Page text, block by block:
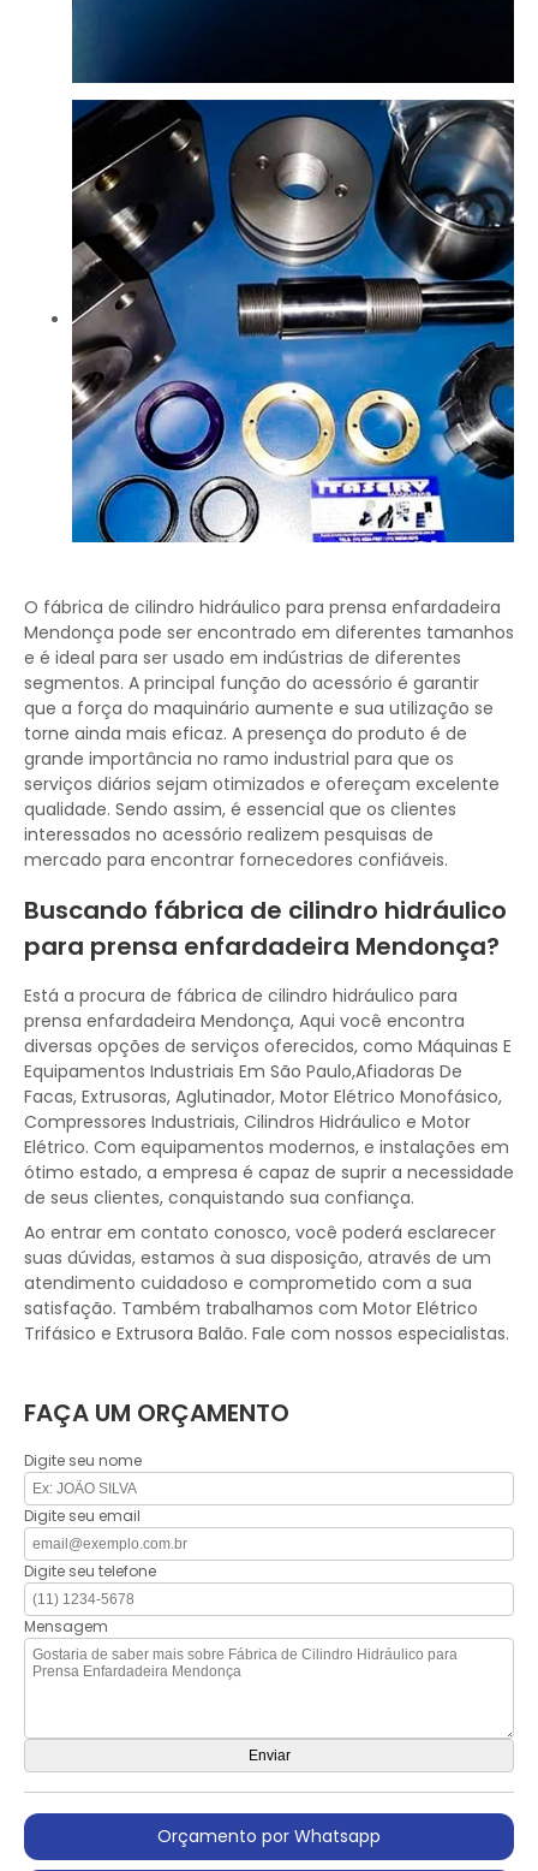
O fábrica de cilindro hidráulico para prensa enfardadeira
Mendonça pode ser encontrado em diferentes tamanhos
e é ideal para ser usado em indústrias de diferentes
segmentos. A principal função do acessório é garantir
que a força do maquinário aumente e sua utilização se
torne ainda mais eficaz. A presença do produto é de
grande importância no ramo industrial para que os
serviços diários sejam otimizados e ofereçam excelente
qualidade. Sendo assim, é essencial que os clientes
interessados no acessório realizem pesquisas de
mercado para encontrar fornecedores confiáveis.
Buscando fábrica de cilindro hidráulico
para prensa enfardadeira Mendonça?
Está a procura de fábrica de cilindro hidráulico para
prensa enfardadeira Mendonça, Aqui você encontra
diversas opções de serviços oferecidos, como Máquinas E
Equipamentos Industriais Em São Paulo,Afiadoras De
Facas, Extrusoras, Aglutinador, Motor Elétrico Monofásico,
Compressores Industriais, Cilindros Hidráulico e Motor
Elétrico. Com equipamentos modernos, e instalações em
ótimo estado, a empresa é capaz de suprir a necessidade
de seus clientes, conquistando sua confiança.
Ao entrar em contato conosco, você poderá esclarecer
suas dúvidas, estamos à sua disposição, através de um
atendimento cuidadoso e comprometido com a sua
satisfação. Também trabalhamos com Motor Elétrico
Trifásico e Extrusora Balão. Fale com nossos especialistas.
FAÇA UM ORÇAMENTO
Digite seu nome
Digite seu email
Digite seu telefone
Mensagem
Orçamento por Whatsapp